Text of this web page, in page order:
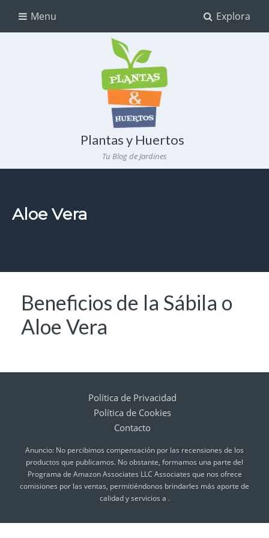
Explora
Menu
Plantas y Huertos
Tu Blog de Jardines
Aloe Vera
Beneficios de la Sábila o
Aloe Vera
Política de Privacidad
Política de Cookies
Contacto
Anuncio: No percibimos compensación por las recensiones de los
productos que publicamos. No obstante, formamos una parte del
Programa de Amazon Associates LLC Associates que nos ofrece
comisiones por las ventas, permitiéndonos brindarles más aporte de
calidad y servicios a .